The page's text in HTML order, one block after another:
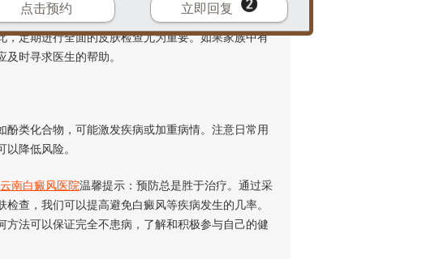
定期进行全面的皮肤检查尤为重要。如果家族中有
时寻求医生的帮助。
类化合物，可能激发疾病或加重病情。注意日常用
降低风险。
云南白癜风医院温馨提示：预防总是胜于治疗。通过采
查，我们可以提高避免白癜风等疾病发生的几率。
法可以保证完全不患病，了解和积极参与自己的健
点击预约 立即回复